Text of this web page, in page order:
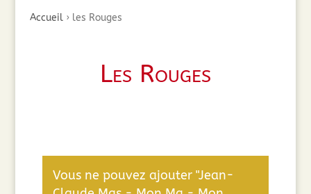
Accueil› les Rouges
Les Rouges
Vous ne pouvez ajouter "Jean-